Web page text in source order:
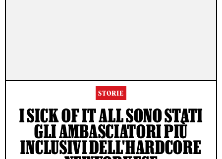
STORIE
I SICK OF IT ALL SONO STATI
GLI AMBASCIATORI PIÙ
INCLUSIVI DELL'HARDCORE